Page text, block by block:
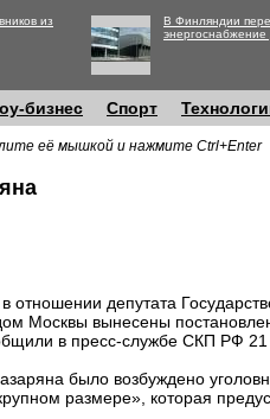
из
В Финляндии
энергоснабжение
бизнес Спорт
её мышкой и нажмите Ctrl+Enter
отношении депутата
Москвы вынесены
в пресс-службе СКП РФ 21
было возбуждено
размере», которая